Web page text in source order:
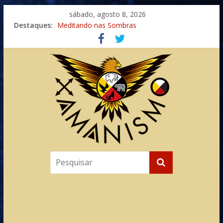
sábado, agosto 8, 2026
Destaques: Meditando nas Sombras
Autosuficiência: A Jornada do Espírito Ancestral
Xamanismo Universal
Totens – Caminho Espiritual – Crescimento
Imaginação na Cura